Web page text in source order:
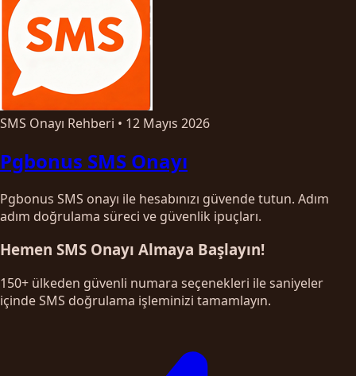
SMS Onayı Rehberi • 12 Mayıs 2026
Pgbonus SMS Onayı
Pgbonus SMS onayı ile hesabınızı güvende tutun. Adım
adım doğrulama süreci ve güvenlik ipuçları.
Hemen SMS Onayı Almaya Başlayın!
150+ ülkeden güvenli numara seçenekleri ile saniyeler
içinde SMS doğrulama işleminizi tamamlayın.